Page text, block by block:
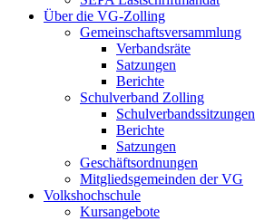
Über die VG-Zolling
Gemeinschaftsversammlung
Verbandsräte
Satzungen
Berichte
Schulverband Zolling
Schulverbandssitzungen
Berichte
Satzungen
Geschäftsordnungen
Mitgliedsgemeinden der VG
Volkshochschule
Kursangebote